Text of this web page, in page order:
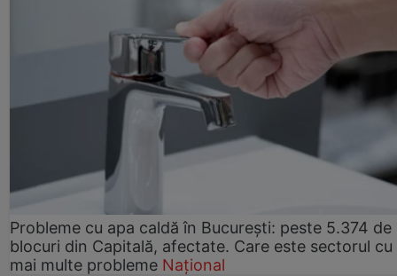
Probleme cu apa caldă în București: peste 5.374 de
blocuri din Capitală, afectate. Care este sectorul cu
mai multe probleme Național